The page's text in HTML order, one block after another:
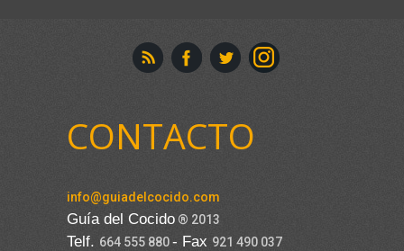
CONTACTO
info@guiadelcocido.com
Guía del Cocido ® 2013
Telf. 664 555 880- Fax 921 490 037